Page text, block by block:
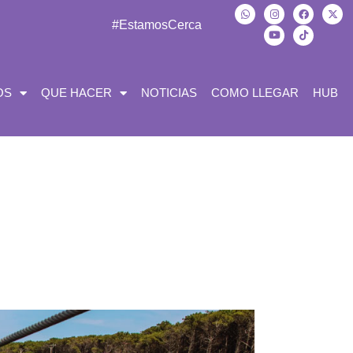
#EstamosCerca
QUE HACER NOTICIAS COMO LLEGAR HUB